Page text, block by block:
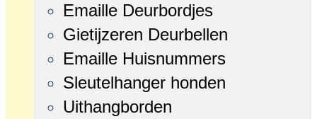
Emaille Deurbordjes
Gietijzeren Deurbellen
Emaille Huisnummers
Sleutelhanger honden
Uithangborden